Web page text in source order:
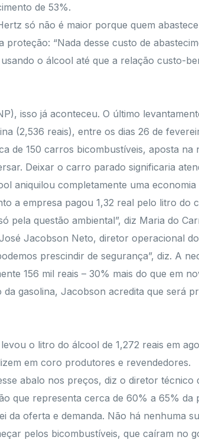
de 53%.
só não é maior porque quem
“Nada desse custo de
o álcool até que a relação custo-
isso já aconteceu. O último
(2,536 reais), entre os dias 26 de
de 150 carros bicombustíveis, aposta na
Deixar o carro parado significaria
aniquilou completamente uma
a empresa pagou 1,32 real pelo litro do
pela questão ambiental”, diz Maria do
Jacobson Neto, diretor operacional
prescindir de segurança”, diz. A
156 mil reais – 30% mais do que em
gasolina, Jacobson acredita que será
o litro do álcool de 1,272 reais em
em coro produtores e revendedores.
abalo nos preços, diz o diretor
que representa cerca de 60% a 65%
da oferta e demanda. Não há nenhuma
pelos bicombustíveis, que caíram no